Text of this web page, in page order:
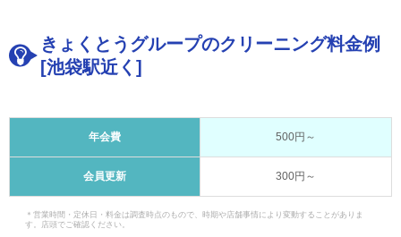
きょくとうグループのクリーニング料金例
[池袋駅近く]
年会費 500円～
会員更新 300円～
＊営業時間・定休日・料金は調査時点のもので、時期や店舗事情により変動することがありま
す。店頭でご確認ください。